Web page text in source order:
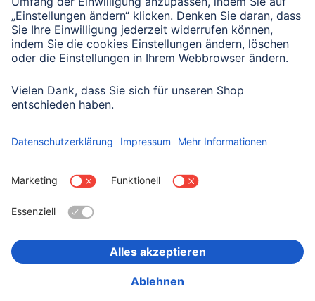
Zubehörlösungen zu attraktiven Konditionen. Hier
erfahren Sie mehr über uns als zuverlässiger Partner
für Ihr Unternehmen.
Mehr über unser Business-to-Business
Land:Schweiz
Datenschutz & Sicherheit